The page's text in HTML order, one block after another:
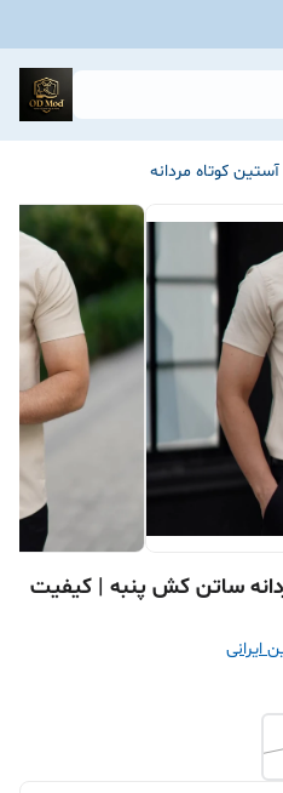
کوتاه مردانه
ساتن کش پنبه | کیفیت
ایرانی